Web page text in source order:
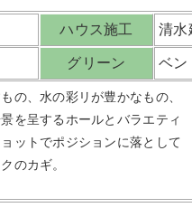
ハウス施工 清水
グリーン ベン
の、水の彩リが豊かなもの、
を呈するホールとバラエティ
ットでポジションに落として
のカギ。